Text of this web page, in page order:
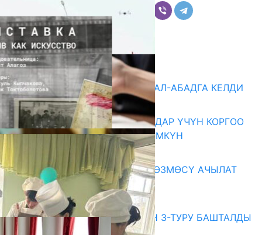
Комментарийлер
Акыркы жаңылыктар
«БИРИМДИК КЕРБЕНИ» ЖАЛАЛ-АБАДГА КЕЛДИ
07.08.2026
КОРРУПЦИЯНЫ КАБАРЛАГАНДАР ҮЧҮН КОРГОО
ЧАРАЛАРЫ КҮЧӨТҮЛҮШҮ МҮМКҮН
«АРХИВ – ИСКУССТВО» КӨРГӨЗМӨСҮ АЧЫЛАТ
07.08.2026
Абитуриент
ЖОЖДОРГО КАБЫЛ АЛУУНУН 3-ТУРУ БАШТАЛДЫ
27.07.2026